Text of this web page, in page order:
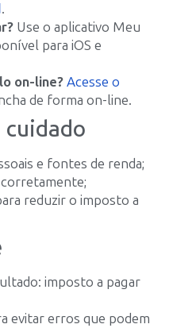
.
Use o aplicativo Meu
para iOS e
on-line? Acesse o
de forma on-line.
cuidado
e fontes de renda;
reduzir o imposto a
imposto a pagar
evitar erros que podem